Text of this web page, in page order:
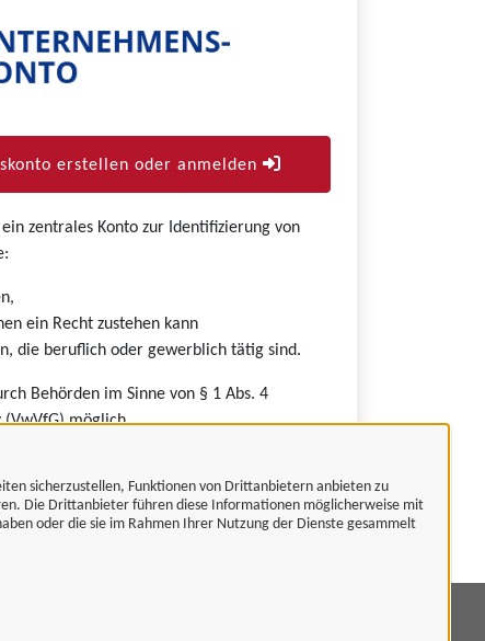
sicherzustellen, Funktionen von Drittanbietern anbieten zu
Die Drittanbieter führen diese Informationen möglicherweise mit
oder die sie im Rahmen Ihrer Nutzung der Dienste gesammelt
erstellen oder anmelden
zentrales Konto zur Identifizierung von
ein Recht zustehen kann
die beruflich oder gewerblich tätig sind.
Behörden im Sinne von § 1 Abs. 4
(VwVfG) möglich.